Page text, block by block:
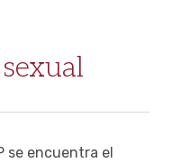
se encuentra el